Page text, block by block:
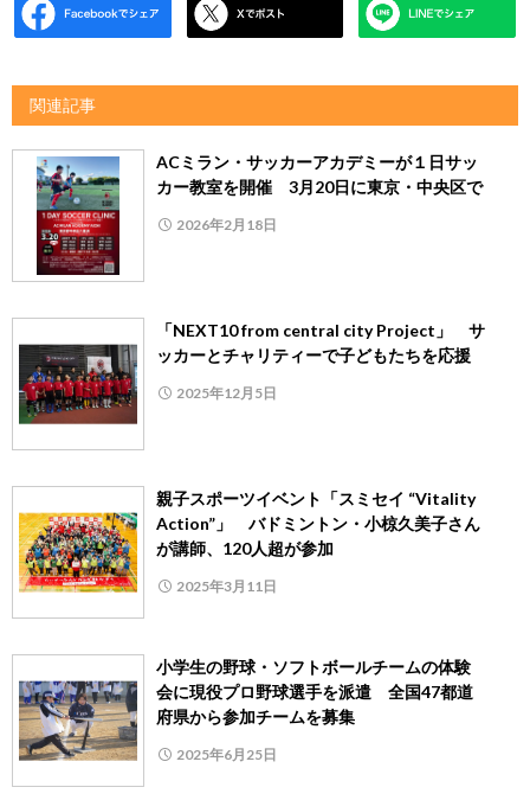
関連記事
ACミラン・サッカーアカデミーが１日サッ
カー教室を開催 3月20日に東京・中央区で
2026年2月18日
「NEXT10 from central city Project」 サ
ッカーとチャリティーで子どもたちを応援
2025年12月5日
親子スポーツイベント「スミセイ “Vitality
Action”」 バドミントン・小椋久美子さん
が講師、120人超が参加
2025年3月11日
小学生の野球・ソフトボールチームの体験
会に現役プロ野球選手を派遣 全国47都道
府県から参加チームを募集
2025年6月25日